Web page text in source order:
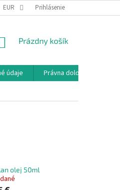
EUR Prihlásenie
NÁKUPNÝ
Prázdny košík
údaje
Právna doložka
olej 50ml